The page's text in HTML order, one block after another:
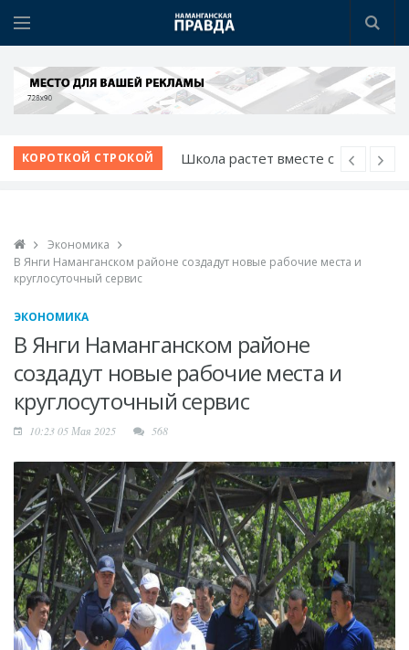
КОРОТКОЙ СТРОКОЙ
Школа растет вместе с
Медицина Намангана
получает новый облик
Чистый город
начинается с порядка
Экономика
В Янги Наманганском районе создадут новые рабочие места и
круглосуточный сервис
ЭКОНОМИКА
В Янги Наманганском районе
создадут новые рабочие места и
круглосуточный сервис
10:23 05 Мая 2025 568